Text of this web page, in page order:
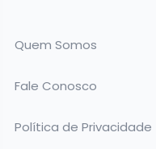
Quem Somos
Fale Conosco
Política de Privacidade